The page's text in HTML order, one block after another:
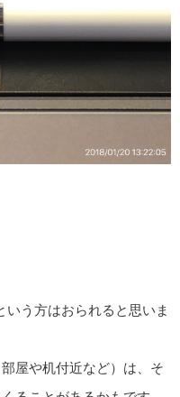
いう方はおられると思いま
屋や机付近など）は、そ